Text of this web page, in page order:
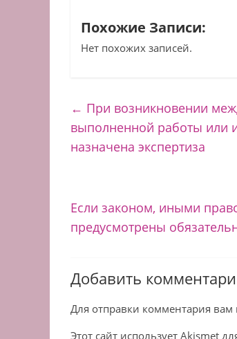
Похожие Записи:
Нет похожих записей.
← При возникновении
выполненной работы или
назначена экспертиза
Если законом, иными
предусмотрены
Добавить
Для отправки комментария
Этот сайт использует Akismet